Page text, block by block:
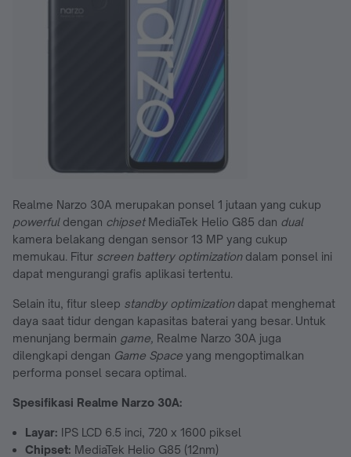
Realme Narzo 30A merupakan ponsel 1 jutaan yang cukup
powerful dengan chipset MediaTek Helio G85 dan dual
kamera belakang dengan sensor 13 MP yang cukup
memukau. Fitur screen battery optimizationdalam ponsel ini
dapat mengurangi grafis aplikasi tertentu.
Selain itu, fitur sleep standby optimization dapat menghemat
daya saat tidur dengan kapasitas baterai yang besar. Untuk
menunjang bermain game, Realme Narzo 30A juga
dilengkapi dengan Game Space yang mengoptimalkan
performa ponsel secara optimal.
Spesifikasi Realme Narzo 30A:
Layar: IPS LCD 6.5 inci, 720 x 1600 piksel
Chipset: MediaTek Helio G85 (12nm)